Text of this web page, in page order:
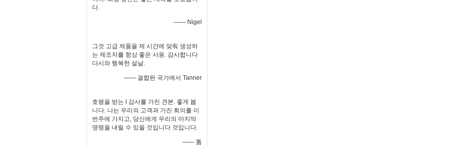
다.
—— Nigel
그것 고급 제품을 제 시간에 맞춰 생성하
는 제조자를 항상 좋은 사용. 감사합니다
다시와 행복한 설날.
—— 결합된 국가에서 Tanner
호평을 받는 I 감사를 가진 견본. 좋게 봅
니다. 나는 우리의 고객과 가진 회의를 이
번주에 가지고, 당신에게 우리의 마지막
명령을 내릴 수 있을 것입니다 것입니다.
—— 톰